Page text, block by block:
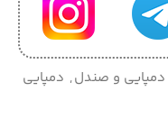
دمپایی و صندل, دمپایی